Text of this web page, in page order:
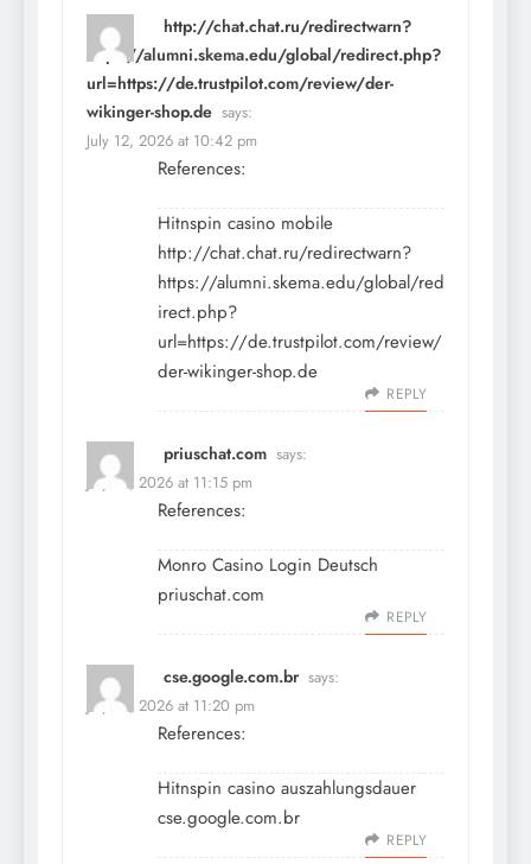
http://chat.chat.ru/redirectwarn?
https://alumni.skema.edu/global/redirect.php?
url=https://de.trustpilot.com/review/der-
wikinger-shop.de says:
July 12, 2026 at 10:42 pm
References:
Hitnspin casino mobile
http://chat.chat.ru/redirectwarn?
https://alumni.skema.edu/global/red
irect.php?
url=https://de.trustpilot.com/review/
der-wikinger-shop.de
REPLY
priuschat.com says:
July 12, 2026 at 11:15 pm
References:
Monro Casino Login Deutsch
priuschat.com
REPLY
cse.google.com.br says:
July 12, 2026 at 11:20 pm
References:
Hitnspin casino auszahlungsdauer
cse.google.com.br
REPLY